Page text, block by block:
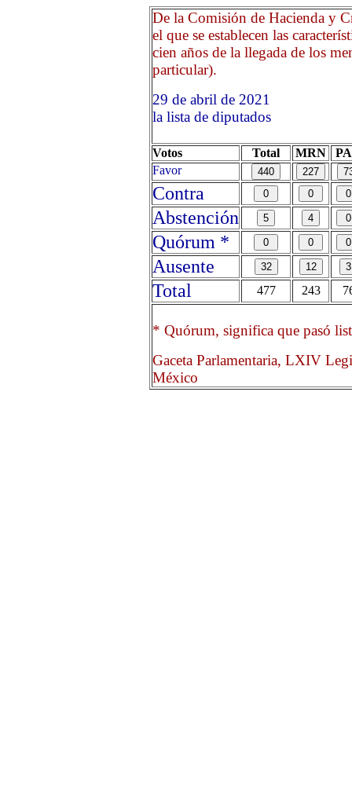
De la Comisión de Hacienda y
el que se establecen las
cien años de la llegada de los
particular).
29 de abril de 2021
la lista de diputados
Votos Total MRN
Favor
Contra
Abstención
Quórum *
Ausente
Total
477 243
* Quórum, significa que pasó
Gaceta Parlamentaria, LXIV
México